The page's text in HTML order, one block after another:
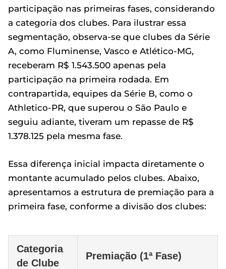
participação nas primeiras fases, considerando
a categoria dos clubes. Para ilustrar essa
segmentação, observa-se que clubes da Série
A, como Fluminense, Vasco e Atlético-MG,
receberam R$ 1.543.500 apenas pela
participação na primeira rodada. Em
contrapartida, equipes da Série B, como o
Athletico-PR, que superou o São Paulo e
seguiu adiante, tiveram um repasse de R$
1.378.125 pela mesma fase.
Essa diferença inicial impacta diretamente o
montante acumulado pelos clubes. Abaixo,
apresentamos a estrutura de premiação para a
primeira fase, conforme a divisão dos clubes:
Categoria
de Clube
Premiação (1ª Fase)